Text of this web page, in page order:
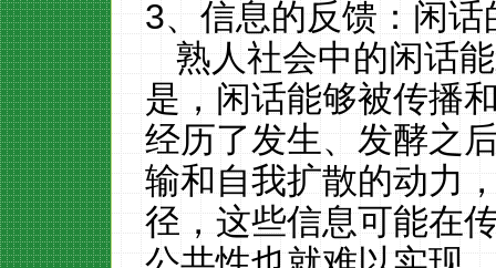
3、信息的反馈：闲话
熟人社会中的闲话
是，闲话能够被传播
经历了发生、发酵之
输和自我扩散的动力
径，这些信息可能在